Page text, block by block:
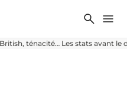
ténacité… Les stats avant le